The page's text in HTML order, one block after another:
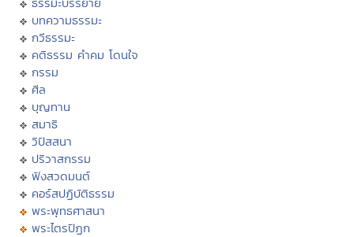
บทความธรรมะ
กวีธรรมะ
คติธรรม คำคม โดนใจ
กรรม
ศีล
บุญทาน
สมาธิ
วิปัสสนา
ปริวาสกรรม
ฟังสวดมนต์
คอร์สปฏิบัติธรรม
พระพุทธศาสนา
พระไตรปิฏก